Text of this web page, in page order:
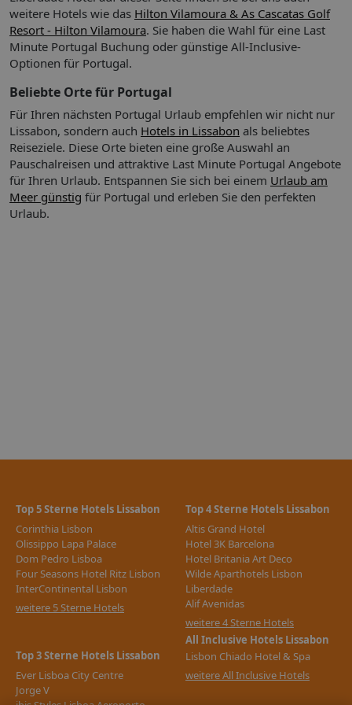
So wohnen Sie: In den Zimmern gibt es ein Badezimmer,
über eine Klimaanlage lässt sich das Raumklima steuern. Ein
Balkon zählt zum Standard der meisten Zimmer und bietet
zusätzlichen Raum für Erholung und Entspannung während
des Aufenthalts. Außerdem sind ein Safe und eine Minibar
verfügbar. Zu den Vorzügen der Zimmer gehört ein
Minikühlschrank. Die Ausstattung wird von einem
Internetzugang, einem Telefon, einem TV-Gerät und WiFi
abgerundet. Die Badezimmer verfügen über eine Dusche und
eine Badewanne. Für den täglichen Gebrauch stehen ein
Haartrockner und Bademäntel zur Verfügung. Das Haus
Doppelzimmer, Klimaanlage, Fernseher, Roomservice,
Badewanne oder Dusche, Föhn, Balkon oder Terrasse
Abweichende Zimmercodierungen zu tagesaktuellen Preisen
Für aus dem Ausland anreisende TUI Deutschland Gäste gilt
für Abflüge ab deutschen Flughäfen das Zug zum Flug Ticket
ab der Grenze innerhalb Deutschlands. Bei Buchung einer
Paketreise im Internet ist das Zug zum Flug Ticket bereits
inkludiert. Das Zug zum Flug Ticket ist eine Kooperation mit
der Deutschen Bahn AG.
Mehr Informationen finden Sie auf
http://www.tui.com/service-kontakt/zug-zum-flug/.
Privattransfer ist bei vielen Hotels zubuchbar.
Ausgenommen bei Individuell-Buchungen
Reiseexperten sind während Ihres Urlaubs 24 Stunden
(am Tag persönlich, telefonisch oder per E-Mail)
weitere Hotels wie das Hilton Vilamoura & As Cascatas Golf
Resort - Hilton Vilamoura. Sie haben die Wahl für eine Last
Minute Portugal Buchung oder günstige All-Inclusive-
Optionen für Portugal.
Beliebte Orte für Portugal
Für Ihren nächsten Portugal Urlaub empfehlen wir nicht nur
Lissabon, sondern auch Hotels in Lissabon als beliebtes
Reiseziele. Diese Orte bieten eine große Auswahl an
Pauschalreisen und attraktive Last Minute Portugal Angebote
für Ihren Urlaub. Entspannen Sie sich bei einem Urlaub am
Meer günstig für Portugal und erleben Sie den perfekten
Urlaub.
Top 5 Sterne Hotels Lissabon
Corinthia Lisbon
Olissippo Lapa Palace
Dom Pedro Lisboa
Four Seasons Hotel Ritz Lisbon
InterContinental Lisbon
weitere 5 Sterne Hotels
Top 4 Sterne Hotels Lissabon
Altis Grand Hotel
Hotel 3K Barcelona
Hotel Britania Art Deco
Wilde Aparthotels Lisbon
Liberdade
Alif Avenidas
weitere 4 Sterne Hotels
Top 3 Sterne Hotels Lissabon
Ever Lisboa City Centre
Jorge V
All Inclusive Hotels Lissabon
Lisbon Chiado Hotel & Spa
weitere All Inclusive Hotels